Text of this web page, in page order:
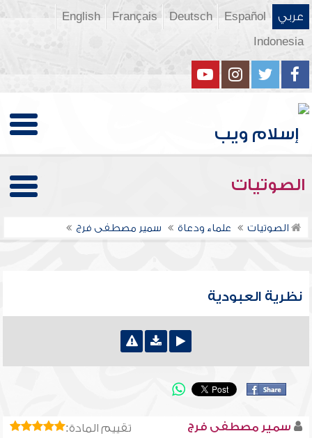
عربي Español
Deutsch
Français
English
Indonesia
الصوتيات
الصوتيات علماء ودعاة سمير مصطفى فرج
نظرية العبودية
تقييم المادة: سمير مصطفى فرج